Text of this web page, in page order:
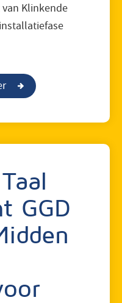
Klinkende
GGD